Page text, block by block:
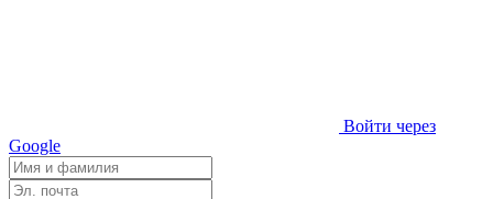
Войти через
Google